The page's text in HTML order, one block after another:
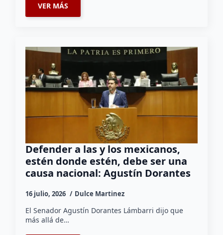
VER MÁS
Defender a las y los mexicanos,
estén donde estén, debe ser una
causa nacional: Agustín Dorantes
16 julio, 2026 Dulce Martinez
El Senador Agustín Dorantes Lámbarri dijo que
más allá de…